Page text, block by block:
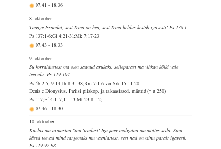
07.41- 18.36
8. oktoober
Tänage Issandat, sest Tema on hea, sest Tema heldus kestab igavesti! Ps 136:1
Ps 137:1-6;Gl 4:21-31;Mk 7:17-23
07.43- 18.33
9. oktoober
Su korraldustest ma olen saanud arukaks, sellepärast ma vihkan kõiki vale
teeradu. Ps 119:104
Ps 56:2-5, 9-14;Jh 8:31-38;Rm 7:1-6 või Srk 15:11-20
Denis e Dionysius, Pariisi piiskop, ja ta kaaslased, märtrid († u 250)
Ps 117;Ef 4:1–7,11–13;Mt 23:8–12;
07.46- 18.30
10. oktoober
Kuidas ma armastan Sinu Seadust! Iga päev mõlgutan ma mõttes seda. Sinu
käsud teevad mind targemaks mu vaenlastest, sest nad on minu päralt igavesti.
Ps 119:97-98